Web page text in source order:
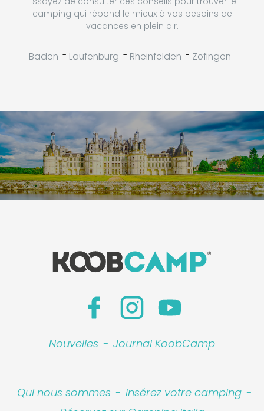
camping qui répond le mieux à vos besoins de
vacances en plein air.
Baden - Laufenburg - Rheinfelden - Zofingen
Nouvelles - Journal KoobCamp
Qui nous sommes - Insérez votre camping -